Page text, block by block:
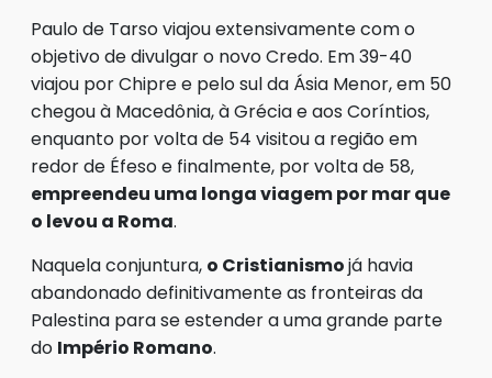
Paulo de Tarso viajou extensivamente com o
objetivo de divulgar o novo Credo. Em 39-40
viajou por Chipre e pelo sul da Ásia Menor, em 50
chegou à Macedônia, à Grécia e aos Coríntios,
enquanto por volta de 54 visitou a região em
redor de Éfeso e finalmente, por volta de 58,
empreendeu uma longa viagem por mar que
o levou a Roma.
Naquela conjuntura, o Cristianismojá havia
abandonado definitivamente as fronteiras da
Palestina para se estender a uma grande parte
do Império Romano.